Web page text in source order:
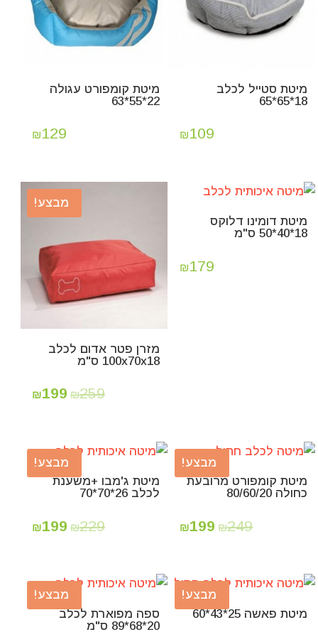
מיטת סטייל לכלב
18*65*65
₪109
מיטת קומפורט עגולה
22*55*63
₪129
מיטת דומינו דלוקס
18*40*50 ס"מ
₪179
מבצע!
מזרן פטר אדום לכלב
100x70x18 ס"מ
₪259
₪199
מבצע!
מיטת קומפורט מרובעת
כחולה 80/60/20
₪249
₪199
מבצע!
מיטת ג'מבו +משענת
לכלב 26*70*70
₪229
₪199
מבצע!
מיטת פאשה 25*43*60
מבצע!
ספה מפוארת לכלב
20*68*89 ס"מ